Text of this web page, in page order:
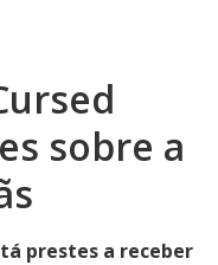
sobre a
prestes a receber